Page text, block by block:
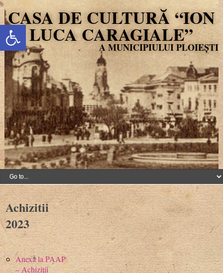
Deschide bara de unelte
CASA DE CULTURĂ “ION
LUCA CARAGIALE”
Achizitii
2023
Anexa la PAAP
– Achiziții